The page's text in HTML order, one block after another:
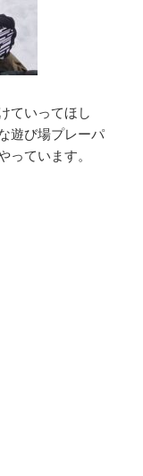
ていってほし
遊び場プレーパ
っています。